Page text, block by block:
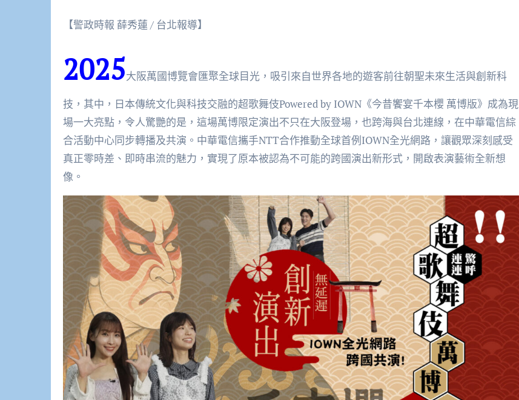
【警政時報 薛秀蓮 / 台北報導】
2025大阪萬國博覽會匯聚全球目光，吸引來自世界各地的遊客前往朝聖未來生活與創新科
技，其中，日本傳統文化與科技交融的超歌舞伎Powered by IOWN《今昔饗宴千本櫻 萬博版》成為現
場一大亮點，令人驚艷的是，這場萬博限定演出不只在大阪登場，也跨海與台北連線，在中華電信綜
合活動中心同步轉播及共演。中華電信攜手NTT合作推動全球首例IOWN全光網路，讓觀眾深刻感受
真正零時差、即時串流的魅力，實現了原本被認為不可能的跨國演出新形式，開啟表演藝術全新想
像。